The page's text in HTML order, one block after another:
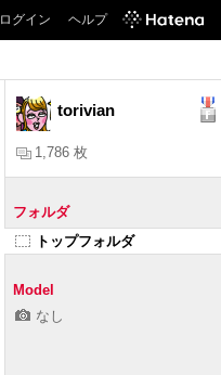
ログイン ヘルプ
torivian
1,786 枚
フォルダ
トップフォルダ
Model
なし